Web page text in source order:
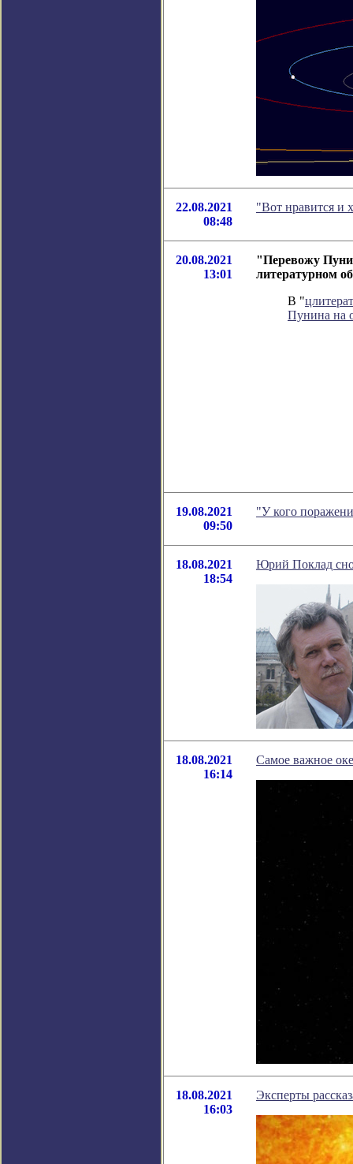
22.08.2021
08:48
"Вот нравится и
20.08.2021
13:01
"Перевожу
литературном
В "
Пунина на
19.08.2021
09:50
"У кого
18.08.2021
18:54
Юрий Поклад
18.08.2021
16:14
Самое важное
18.08.2021
16:03
Эксперты